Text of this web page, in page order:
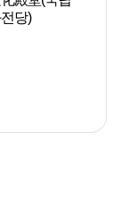
당)